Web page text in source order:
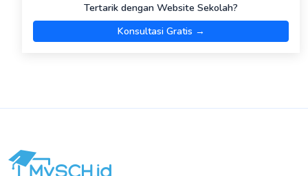
Tertarik dengan Website Sekolah?
Konsultasi Gratis →